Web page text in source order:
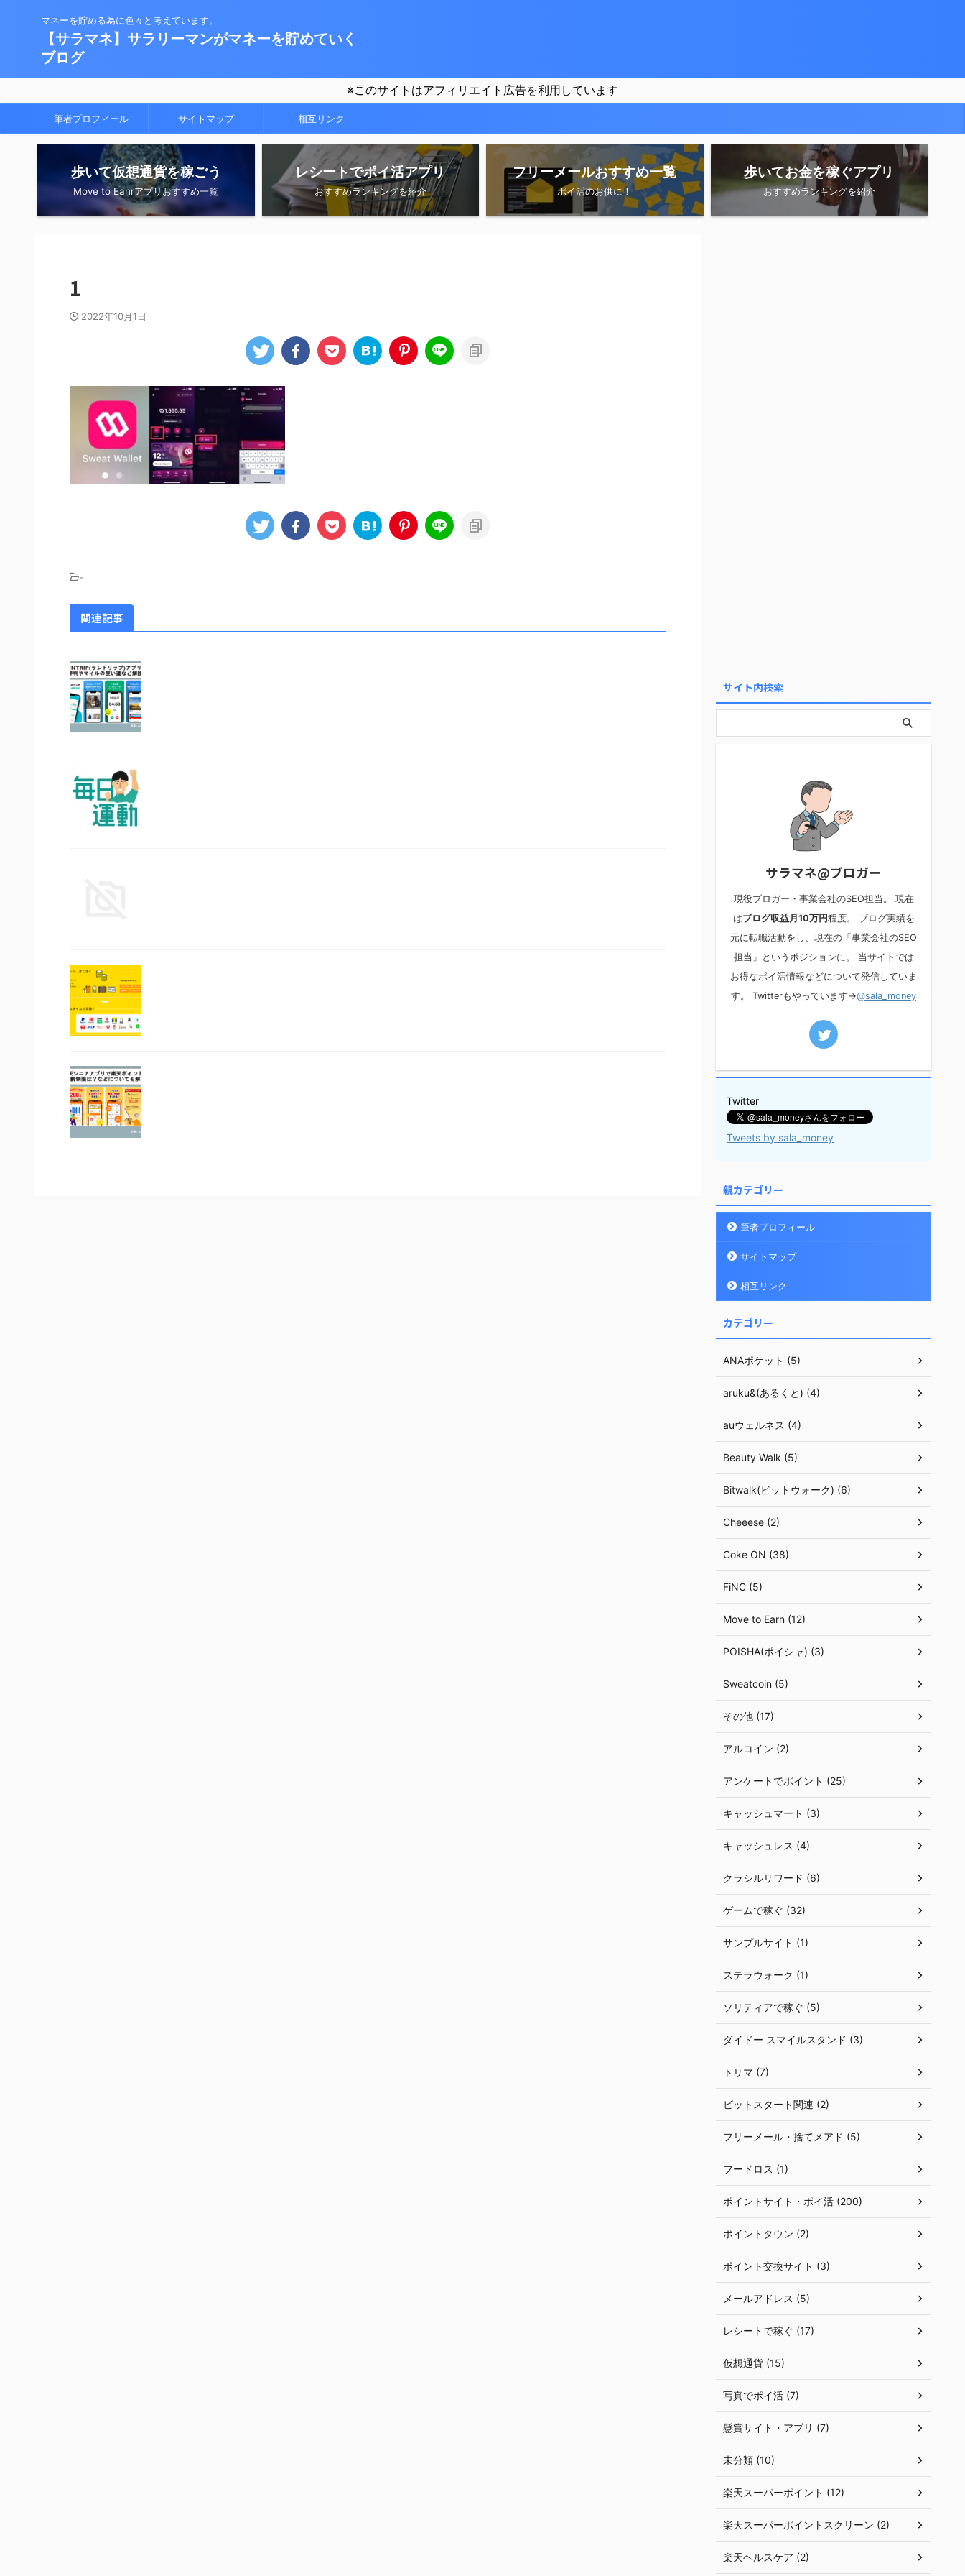
マネーを貯める為に色々と考えています。
【サラマネ】サラリーマンがマネーを貯めていく
ブログ
※このサイトはアフィリエイト広告を利用しています
筆者プロフィール サイトマップ 相互リンク
歩いて仮想通貨を稼ごう
Move to Eanrアプリおすすめ一覧
レシートでポイ活アプリ
おすすめランキングを紹介
フリーメールおすすめ一覧
ポイ活のお供に！
歩いてお金を稼ぐアプリ
おすすめランキングを紹介
1
2022年10月1日
-
関連記事
サイト内検索
サラマネ@ブロガー
現役ブロガー・事業会社のSEO担当。 現在
はブログ収益月10万円程度。 ブログ実績を
元に転職活動をし、現在の「事業会社のSEO
担当」というポジションに。 当サイトでは
お得なポイ活情報などについて発信していま
す。 Twitterもやっています→@sala_money
Twitter
Tweets by sala_money
親カテゴリー
筆者プロフィール
サイトマップ
相互リンク
カテゴリー
ANAポケット (5)
aruku&(あるくと) (4)
auウェルネス (4)
Beauty Walk (5)
Bitwalk(ビットウォーク) (6)
Cheeese (2)
Coke ON (38)
FiNC (5)
Move to Earn (12)
POISHA(ポイシャ) (3)
Sweatcoin (5)
その他 (17)
アルコイン (2)
アンケートでポイント (25)
キャッシュマート (3)
キャッシュレス (4)
クラシルリワード (6)
ゲームで稼ぐ (32)
サンプルサイト (1)
ステラウォーク (1)
ソリティアで稼ぐ (5)
ダイドー スマイルスタンド (3)
トリマ (7)
ビットスタート関連 (2)
フリーメール・捨てメアド (5)
フードロス (1)
ポイントサイト・ポイ活 (200)
ポイントタウン (2)
ポイント交換サイト (3)
メールアドレス (5)
レシートで稼ぐ (17)
仮想通貨 (15)
写真でポイ活 (7)
懸賞サイト・アプリ (7)
未分類 (10)
楽天スーパーポイント (12)
楽天スーパーポイントスクリーン (2)
楽天ヘルスケア (2)